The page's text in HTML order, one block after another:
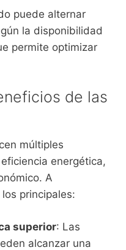
puede alternar
la disponibilidad
permite optimizar
de las
múltiples
energética,
A
principales:
superior: Las
alcanzar una